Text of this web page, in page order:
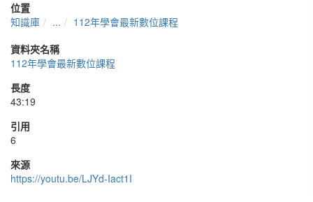
位置
知識庫
...
112年學會最新數位課程
資料夾名稱
112年學會最新數位課程
長度
43:19
引用
6
來源
https://youtu.be/LJYd-Iact1I